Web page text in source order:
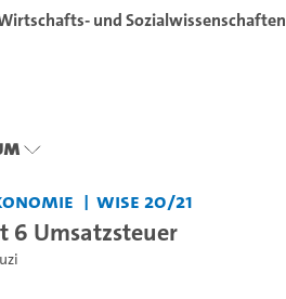
und Sozialwissenschaften
WiSe 20/21
6 Umsatzsteuer